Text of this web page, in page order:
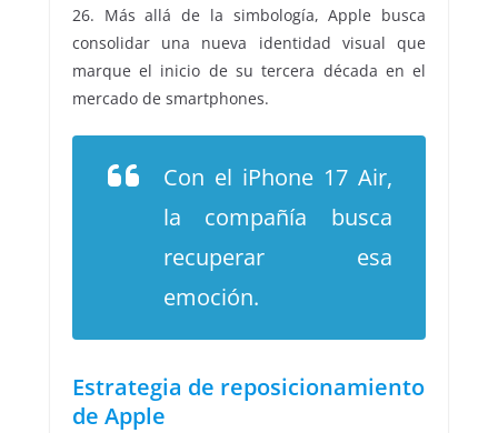
26. Más allá de la simbología, Apple busca
consolidar una nueva identidad visual que
marque el inicio de su tercera década en el
mercado de smartphones.
Con el iPhone 17 Air,
la compañía busca
recuperar esa
emoción.
Estrategia de reposicionamiento
de Apple